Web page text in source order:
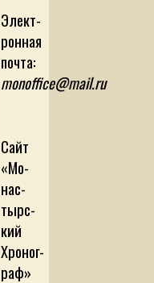
Эле­к­т­
рон­ная
поч­та:
monoffice@mail.ru
Сайт
«Мо­
нас­
тыр­с­
кий
Хро­но­г­
раф»